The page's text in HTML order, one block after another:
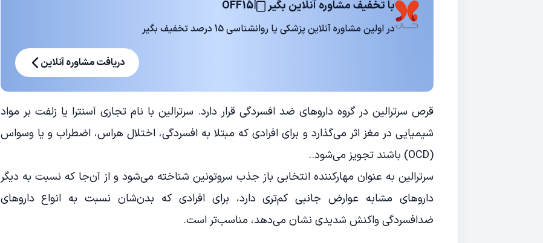
با تخفیف مشاوره آنلاین بگیر OFF15
در اولین مشاوره آنلاین پزشکی یا روانشناسی 15 درصد تخفیف بگیر
دریافت مشاوره آنلاین
قرص سرترالین در گروه داروهای ضد افسردگی قرار دارد. سرترالین با نام تجاری آسنترا یا زلفت بر مواد
شیمیایی در مغز اثر می‌گذارد و برای افرادی که مبتلا به افسردگی، اختلال هراس، اضطراب و یا وسواس
(OCD) باشند تجویز می‌شود..
سرترالین به عنوان مهارکننده انتخابی باز جذب سروتونین شناخته می‌شود و از آن‌جا که نسبت به دیگر
داروهای مشابه عوارض جانبی کم‌تری دارد، برای افرادی که بدن‌شان نسبت به انواع داروهای
ضدافسردگی واکنش شدیدی نشان می‌دهد، مناسب‌تر است.